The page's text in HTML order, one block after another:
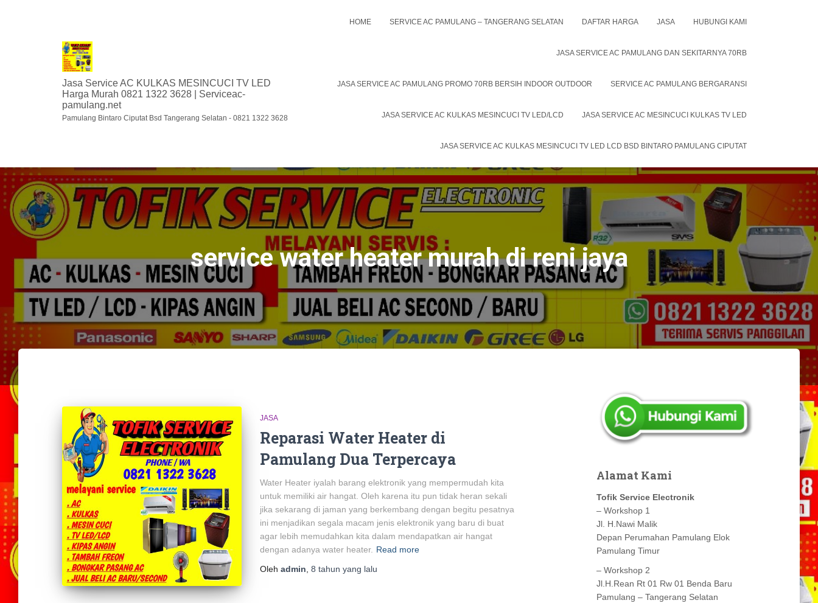
Jasa Service AC KULKAS MESINCUCI TV LED
Harga Murah 0821 1322 3628 | Serviceac-
pamulang.net
Pamulang Bintaro Ciputat Bsd Tangerang Selatan - 0821 1322 3628
HOME SERVICE AC PAMULANG – TANGERANG SELATAN DAFTAR HARGA JASA HUBUNGI KAMI
JASA SERVICE AC PAMULANG DAN SEKITARNYA 70RB
JASA SERVICE AC PAMULANG PROMO 70RB BERSIH INDOOR OUTDOOR SERVICE AC PAMULANG BERGARANSI
JASA SERVICE AC KULKAS MESINCUCI TV LED/LCD JASA SERVICE AC MESINCUCI KULKAS TV LED
JASA SERVICE AC KULKAS MESINCUCI TV LED LCD BSD BINTARO PAMULANG CIPUTAT
service water heater murah di reni jaya
JASA
Reparasi Water Heater di
Pamulang Dua Terpercaya
Water Heater iyalah barang elektronik yang mempermudah kita
untuk memiliki air hangat. Oleh karena itu pun tidak heran sekali
jika sekarang di jaman yang berkembang dengan begitu pesatnya
ini menjadikan segala macam jenis elektronik yang baru di buat
agar lebih memudahkan kita dalam mendapatkan air hangat
dengan adanya water heater. Read more
Oleh admin 8 tahun yang lalu
Alamat Kami
Tofik Service Electronik
– Workshop 1
Jl. H.Nawi Malik
Depan Perumahan Pamulang Elok
Pamulang Timur
– Workshop 2
Jl.H.Rean Rt 01 Rw 01 Benda Baru
Pamulang – Tangerang Selatan